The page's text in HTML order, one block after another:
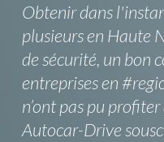
Obtenir dans
plusieurs en Haute
de sécurité, un bon
entreprises en
n’ont pas pu
Autocar-Drive